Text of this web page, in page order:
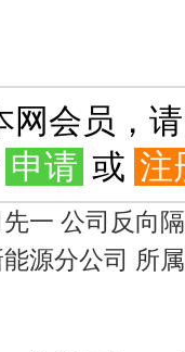
网会员，
申请 或 注
一 公司反向
能源分公司 所